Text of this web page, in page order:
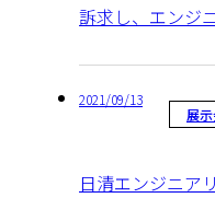
訴求し、エンジ
2021/09/13
展
日清エンジニア